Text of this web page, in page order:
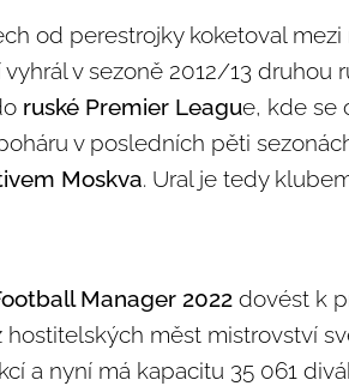
od perestrojky koketoval
v sezoně 2012/13 druhou
ruské Premier League, kde se
v posledních pěti
Moskva. Ural je tedy
Manager 2022 dovést k
měst mistrovství
a nyní má kapacitu 35 061